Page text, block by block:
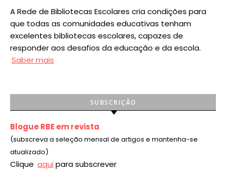
A Rede de Bibliotecas Escolares cria condições para
que todas as comunidades educativas tenham
excelentes bibliotecas escolares, capazes de
responder aos desafios da educação e da escola.
Saber mais
SUBSCRIÇÃO
Blogue RBE em revista
(subscreva a seleção mensal de artigos e mantenha-se
atualizado)
Clique aqui para subscrever